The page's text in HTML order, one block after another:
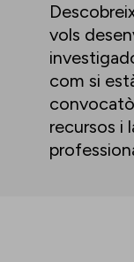
vols
com si
recursos i